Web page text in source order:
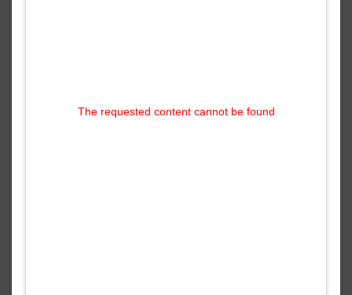
The requested content cannot be found